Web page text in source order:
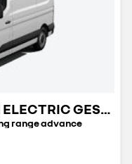
NIEUWE MASTER E-TECH ELECTRIC GESLOTEN TRANSPORT
range advance